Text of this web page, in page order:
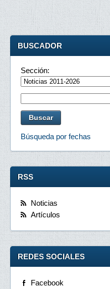
BUSCADOR
Sección:
Búsqueda por fechas
RSS
Noticias
Artículos
REDES SOCIALES
Facebook